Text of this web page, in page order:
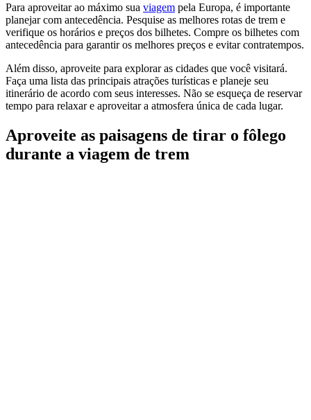
Para aproveitar ao máximo sua viagem pela Europa, é importante
planejar com antecedência. Pesquise as melhores rotas de trem e
verifique os horários e preços dos bilhetes. Compre os bilhetes com
antecedência para garantir os melhores preços e evitar contratempos.
Além disso, aproveite para explorar as cidades que você visitará.
Faça uma lista das principais atrações turísticas e planeje seu
itinerário de acordo com seus interesses. Não se esqueça de reservar
tempo para relaxar e aproveitar a atmosfera única de cada lugar.
Aproveite as paisagens de tirar o fôlego
durante a viagem de trem